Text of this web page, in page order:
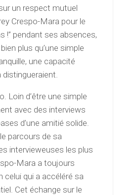
un respect mutuel
Crespo-Mara pour le
!” pendant ses absences,
plus qu’une simple
une capacité
distingueraient.
Loin d’être une simple
avec des interviews
d’une amitié solide.
parcours de sa
intervieweuses les plus
Mara a toujours
celui qui a accéléré sa
Cet échange sur le